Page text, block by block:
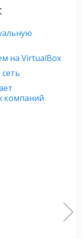
на VirtualBox
компаний